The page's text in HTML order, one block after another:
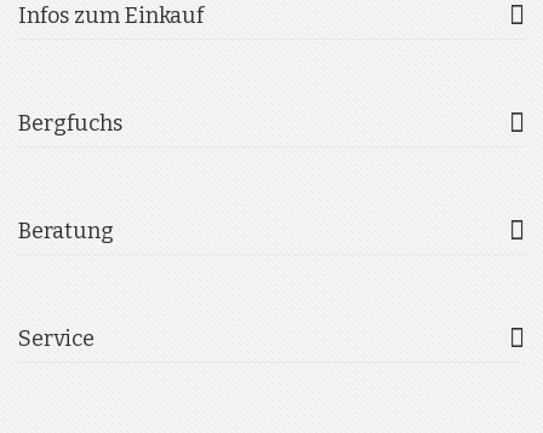
Infos zum Einkauf
Bergfuchs
Beratung
Service